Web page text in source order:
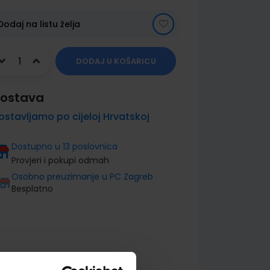
na listu želja
DODAJ U KOŠARICU
po cijeloj Hrvatskoj
Dostupno u 13 poslovnica
Provjeri i pokupi odmah
Osobno preuzimanje u PC Zagreb
Besplatno